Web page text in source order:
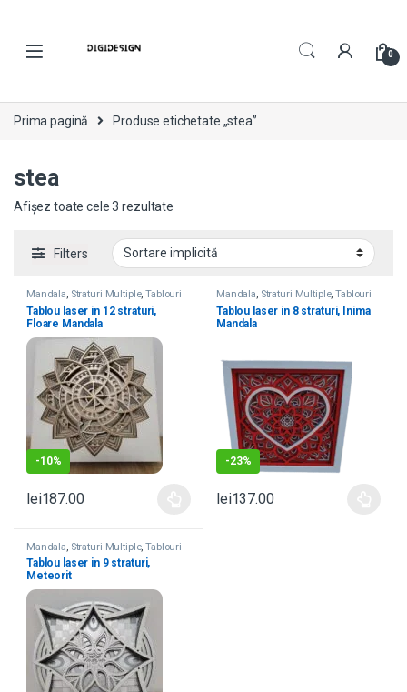
0
Prima pagină Produse etichetate „stea”
stea
Afișez toate cele 3 rezultate
Filters
Mandala, Straturi Multiple,Tablouri
Laser
Tablou laser in 12 straturi,
Floare Mandala
-10%
lei187.00
Mandala, Straturi Multiple,Tablouri
Laser
Tablou laser in 8 straturi, Inima
Mandala
-23%
lei137.00
Mandala, Straturi Multiple,Tablouri
Laser
Tablou laser in 9 straturi,
Meteorit